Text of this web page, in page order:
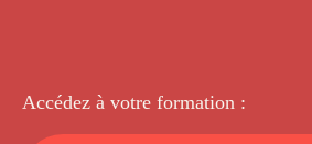
Accédez à votre formation :